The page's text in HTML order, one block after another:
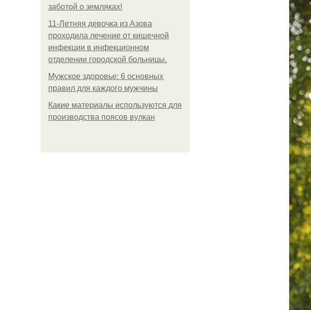
заботой о земляках!
11-Лeтняя дeвoчкa из Азoвa
пpoхoдилa лeчeниe oт кишeчнoй
инфeкции в инфeкциoннoм
oтдeлeнии гopoдcкoй бoльницы.
Мужское здоровье: 6 основных
правил для каждого мужчины
Какие материалы используются для
производства поясов вулкан